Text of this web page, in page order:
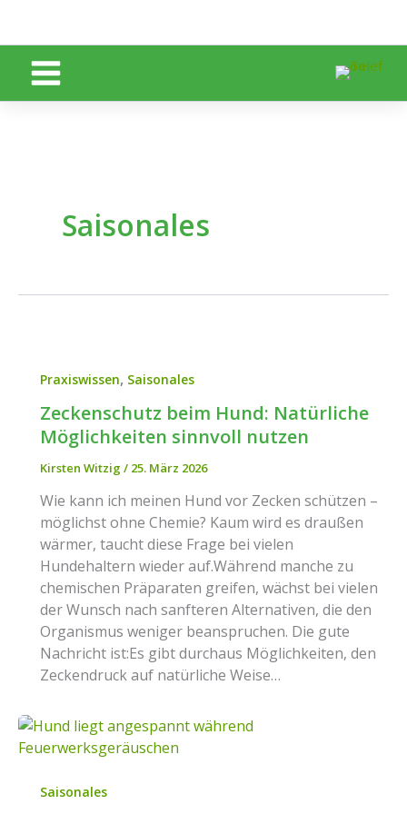
Saisonales
Praxiswissen, Saisonales
Zeckenschutz beim Hund: Natürliche
Möglichkeiten sinnvoll nutzen
Kirsten Witzig/ 25. März 2026
Wie kann ich meinen Hund vor Zecken schützen –
möglichst ohne Chemie? Kaum wird es draußen
wärmer, taucht diese Frage bei vielen
Hundehaltern wieder auf.Während manche zu
chemischen Präparaten greifen, wächst bei vielen
der Wunsch nach sanfteren Alternativen, die den
Organismus weniger beanspruchen. Die gute
Nachricht ist:Es gibt durchaus Möglichkeiten, den
Zeckendruck auf natürliche Weise…
Saisonales